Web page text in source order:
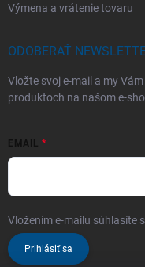
Výmena a vrátenie tovaru
ODOBERAŤ
Vložte svoj e-mail a my
produktoch na našom e-
EMAIL
Vložením e-mailu súhlasíte s
Prihlásiť sa